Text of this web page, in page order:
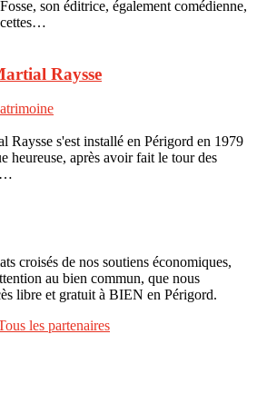
son éditrice, également comédienne,
Raysse
s'est installé en Périgord en 1979
heureuse, après avoir fait le tour des
croisés de nos soutiens économiques,
au bien commun, que nous
libre et gratuit à BIEN en Périgord.
les partenaires